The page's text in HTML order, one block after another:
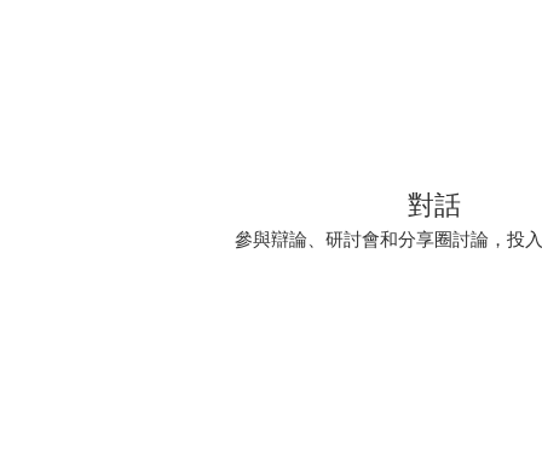
對話
參與辯論、研討會和分享圈討論，投